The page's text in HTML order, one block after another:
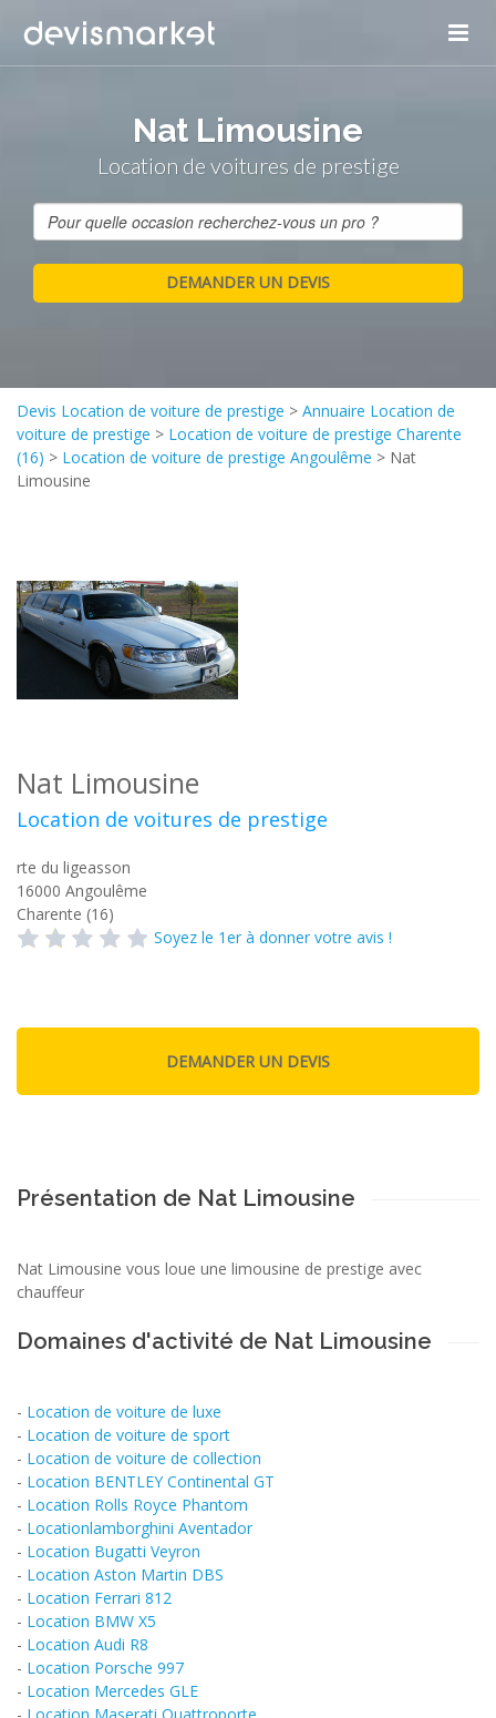
Nat Limousine
Location de voitures de prestige
Devis Location de voiture de prestige > Annuaire Location de
voiture de prestige > Location de voiture de prestige Charente
(16) > Location de voiture de prestige Angoulême > Nat
Limousine
Nat Limousine
Location de voitures de prestige
rte du ligeasson
16000 Angoulême
Charente (16)
Soyez le 1er à donner votre avis !
Présentation de Nat Limousine
Nat Limousine vous loue une limousine de prestige avec
chauffeur
Domaines d'activité de Nat Limousine
- Location de voiture de luxe
- Location de voiture de sport
- Location de voiture de collection
- Location BENTLEY Continental GT
- Location Rolls Royce Phantom
- Locationlamborghini Aventador
- Location Bugatti Veyron
- Location Aston Martin DBS
- Location Ferrari 812
- Location BMW X5
- Location Audi R8
- Location Porsche 997
- Location Mercedes GLE